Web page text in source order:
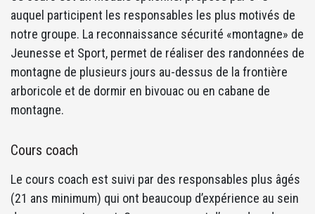
auquel participent les responsables les plus motivés de
notre groupe. La reconnaissance sécurité «montagne» de
Jeunesse et Sport, permet de réaliser des randonnées de
montagne de plusieurs jours au-dessus de la frontière
arboricole et de dormir en bivouac ou en cabane de
montagne.
Cours coach
Le cours coach est suivi par des responsables plus âgés
(21 ans minimum) qui ont beaucoup d’expérience au sein